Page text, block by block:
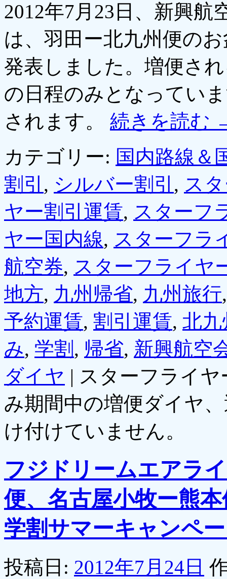
2012年7月23日、新興
は、羽田ー北九州便の
発表しました。増便さ
の日程のみとなってい
されます。 続きを読む
カテゴリー: 国内路線＆
割引 , シルバー割引 , ス
ヤー割引運賃, スターフ
ヤー国内線, スターフラ
航空券, スターフライヤ
地方, 九州帰省, 九州旅行
予約運賃, 割引運賃, 北九
み, 学割 , 帰省, 新興航空
ダイヤ | スターフライ
み期間中の増便ダイヤ
け付けていません。
フジドリームエアラ
便、名古屋小牧ー熊
学割サマーキャンペ
投稿日: 2012年7月24日